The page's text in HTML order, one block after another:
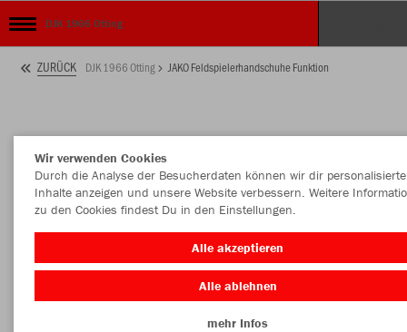
DJK 1966 Otting
ZURÜCK DJK 1966 Otting JAKO Feldspielerhandschuhe Funktion
Wir verwenden Cookies
Durch die Analyse der Besucherdaten können wir dir personalisierte
Inhalte anzeigen und unsere Website verbessern. Weitere
zu den Cookies findest Du in den Einstellungen.
Alle akzeptieren
Alle ablehnen
mehr Infos